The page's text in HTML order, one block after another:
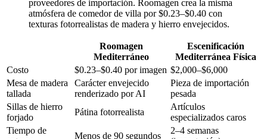
proveedores de importación. Roomagen crea la misma
atmósfera de comedor de villa por $0.23–$0.40 con
texturas fotorrealistas de madera y hierro envejecidos.
Roomagen
Mediterráneo
Escenificación
Mediterránea Física
Costo
$0.23–$0.40 por imagen $2,000–$6,000
Mesa de madera
tallada
Carácter envejecido
renderizado por AI
Pieza de importación
pesada
Sillas de hierro
forjado
Pátina fotorrealista
Artículos
especializados caros
Tiempo de
Menos de 90 segundos
2–4 semanas